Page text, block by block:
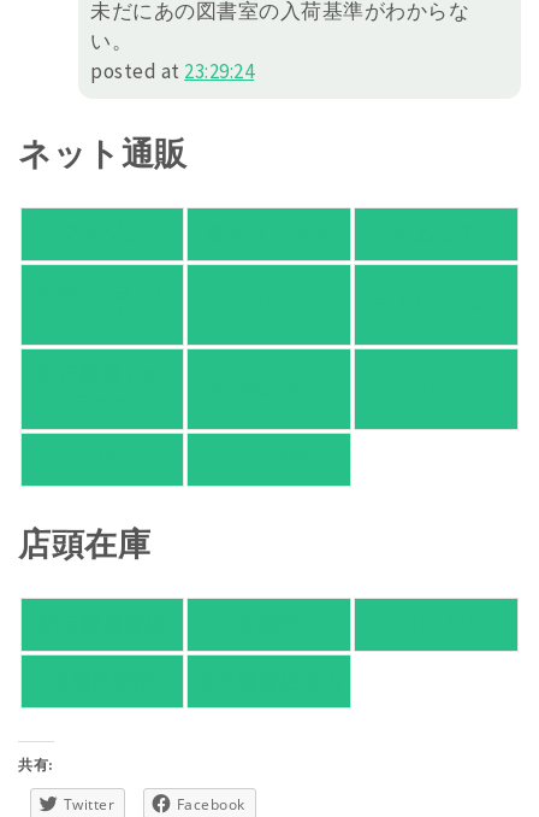
未だにあの図書室の入荷基準がわからな
い。
posted at 23:29:24
ネット通販
店頭在庫
共有:
Twitter Facebook